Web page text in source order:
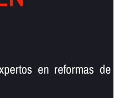
en reformas de